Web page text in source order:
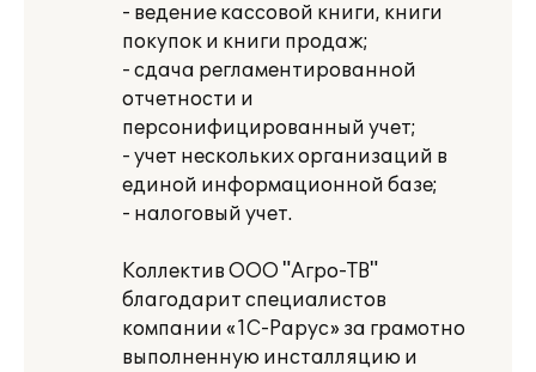
- ведение кассовой книги, книги
покупок и книги продаж;
- сдача регламентированной
отчетности и
персонифицированный учет;
- учет нескольких организаций в
единой информационной базе;
- налоговый учет.
Коллектив ООО "Агро-ТВ"
благодарит специалистов
компании «1С-Рарус» за грамотно
выполненную инсталляцию и